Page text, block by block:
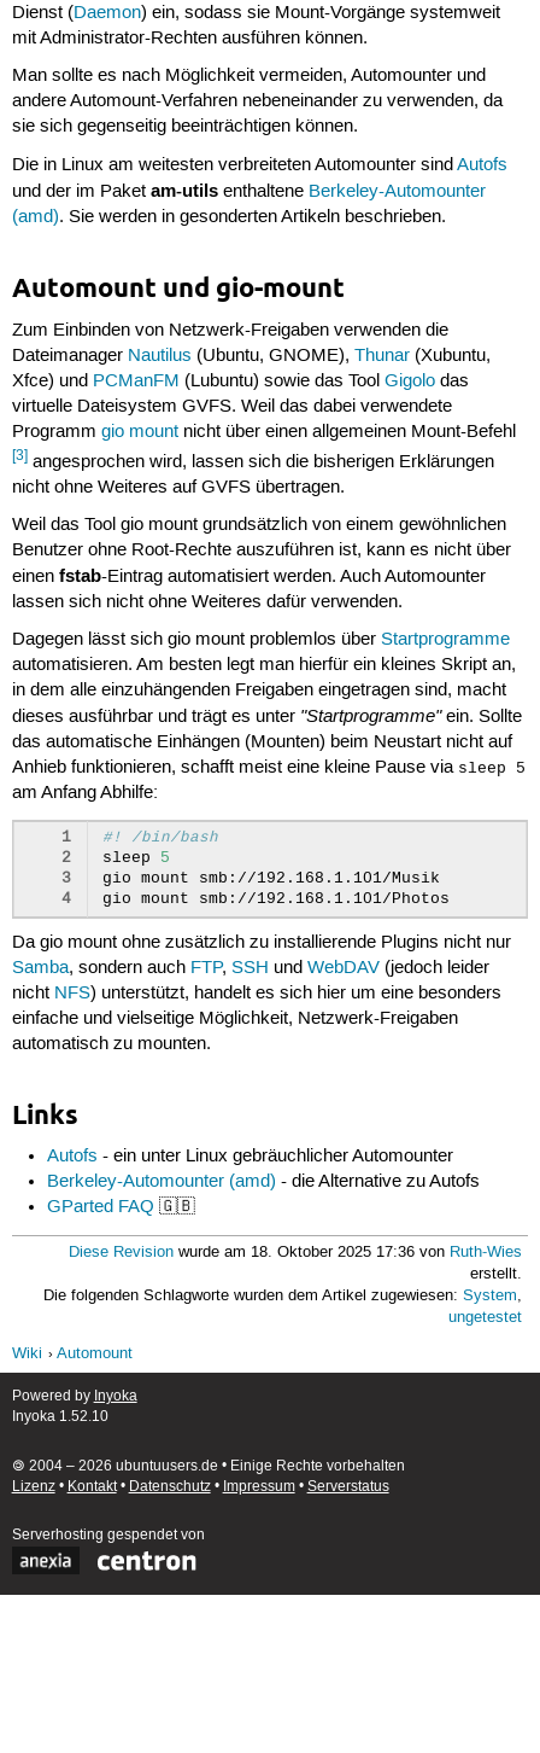
Dienst (Daemon) ein, sodass sie Mount-Vorgänge systemweit
mit Administrator-Rechten ausführen können.
Man sollte es nach Möglichkeit vermeiden, Automounter und
andere Automount-Verfahren nebeneinander zu verwenden, da
sie sich gegenseitig beeinträchtigen können.
Die in Linux am weitesten verbreiteten Automounter sind Autofs
und der im Paket am-utilsenthaltene Berkeley-Automounter
(amd). Sie werden in gesonderten Artikeln beschrieben.
Automount und gio-mount
Zum Einbinden von Netzwerk-Freigaben verwenden die
Dateimanager Nautilus (Ubuntu, GNOME), Thunar(Xubuntu,
Xfce) und PCManFM (Lubuntu) sowie das Tool Gigolodas
virtuelle Dateisystem GVFS. Weil das dabei verwendete
Programm gio mountnicht über einen allgemeinen Mount-Befehl
[3]angesprochen wird, lassen sich die bisherigen Erklärungen
nicht ohne Weiteres auf GVFS übertragen.
Weil das Tool gio mount grundsätzlich von einem gewöhnlichen
Benutzer ohne Root-Rechte auszuführen ist, kann es nicht über
einen fstab-Eintrag automatisiert werden. Auch Automounter
lassen sich nicht ohne Weiteres dafür verwenden.
Dagegen lässt sich gio mount problemlos über Startprogramme
automatisieren. Am besten legt man hierfür ein kleines Skript an,
in dem alle einzuhängenden Freigaben eingetragen sind, macht
dieses ausführbar und trägt es unter "Startprogramme"ein. Sollte
das automatische Einhängen (Mounten) beim Neustart nicht auf
Anhieb funktionieren, schafft meist eine kleine Pause via sleep 5
am Anfang Abhilfe:
1
2
3
4
#! /bin/bash
sleep
5
gio
mount
smb://192.168.1.101/Musik
gio
mount
Da gio mount ohne zusätzlich zu installierende Plugins nicht nur
Samba, sondern auch FTP, SSH und WebDAV(jedoch leider
nicht NFS) unterstützt, handelt es sich hier um eine besonders
einfache und vielseitige Möglichkeit, Netzwerk-Freigaben
automatisch zu mounten.
Links
Autofs - ein unter Linux gebräuchlicher Automounter
Berkeley-Automounter (amd) - die Alternative zu Autofs
GParted FAQ 🇬🇧
Diese Revision wurde am 18. Oktober 2025 17:36 von Ruth-Wies
erstellt.
Die folgenden Schlagworte wurden dem Artikel zugewiesen:System,
ungetestet
Wiki
Automount
Powered by Inyoka
Inyoka 1.52.10
🄯 2004 – 2026 ubuntuusers.de • Einige Rechte vorbehalten
Lizenz• Kontakt• Datenschutz• Impressum• Serverstatus
Serverhosting gespendet von